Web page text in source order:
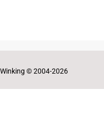
© 2004-2026